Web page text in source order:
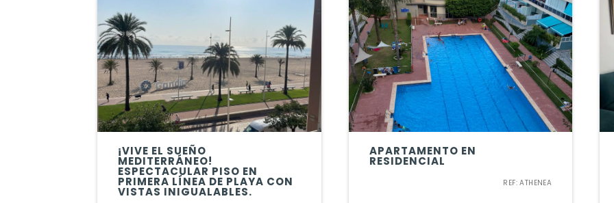
¡VIVE EL SUEÑO
MEDITERRÁNEO!
ESPECTACULAR PISO EN
PRIMERA LÍNEA DE PLAYA CON
VISTAS INIGUALABLES.
APARTAMENTO EN
RESIDENCIAL
REF: ATHENEA